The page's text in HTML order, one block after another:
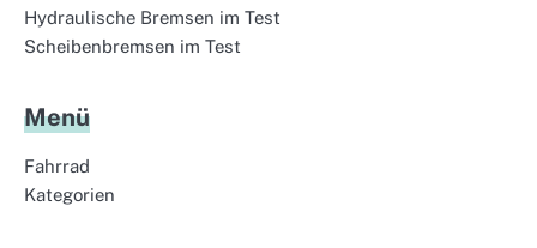
Hydraulische Bremsen im Test
Scheibenbremsen im Test
Menü
Fahrrad
Kategorien